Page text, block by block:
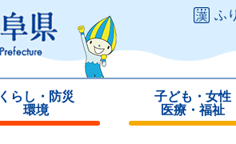
ふ
くらし・防災
環境
子ども・女性
医療・福祉